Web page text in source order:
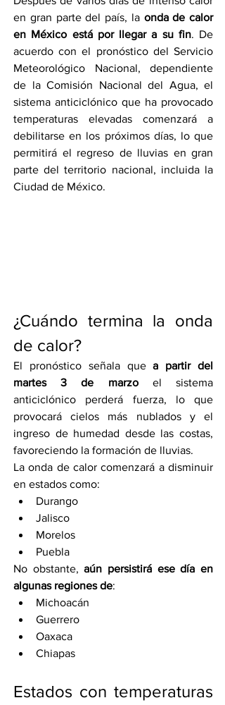
en gran parte del país, la onda de calor
en México está por llegar a su fin. De
acuerdo con el pronóstico del Servicio
Meteorológico Nacional, dependiente
de la Comisión Nacional del Agua, el
sistema anticiclónico que ha provocado
temperaturas elevadas comenzará a
debilitarse en los próximos días, lo que
permitirá el regreso de lluvias en gran
parte del territorio nacional, incluida la
Ciudad de México.
¿Cuándo termina la onda
de calor?
El pronóstico señala que a partir del
martes 3 de marzo el sistema
anticiclónico perderá fuerza, lo que
provocará cielos más nublados y el
ingreso de humedad desde las costas,
favoreciendo la formación de lluvias.
La onda de calor comenzará a disminuir
en estados como:
Durango
Jalisco
Morelos
Puebla
No obstante, aún persistirá ese día en
algunas regiones de:
Michoacán
Guerrero
Oaxaca
Chiapas
Estados con temperaturas